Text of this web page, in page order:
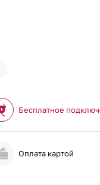
Бесплатное
Оплата картой